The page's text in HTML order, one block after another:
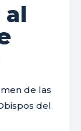
al
de las
del